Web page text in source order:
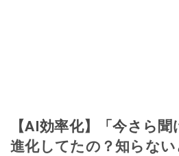
【AI効率化】「今さら
進化してたの？知らな